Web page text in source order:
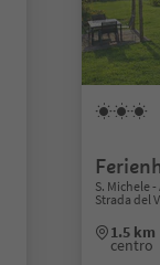
S. Michele
Strada del
1.5 km
centro